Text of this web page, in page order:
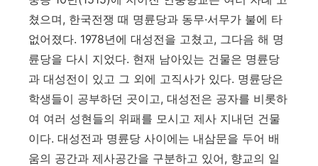
쳤으며, 한국전쟁 때 명륜당과 동무·서무가 불에 타
없어졌다. 1978년에 대성전을 고쳤고, 그다음 해 명
륜당을 다시 지었다. 현재 남아있는 건물은 명륜당
과 대성전이 있고 그 외에 고직사가 있다. 명륜당은
학생들이 공부하던 곳이고, 대성전은 공자를 비롯하
여 여러 성현들의 위패를 모시고 제사 지내던 건물
이다. 대성전과 명륜당 사이에는 내삼문을 두어 배
움의 공간과 제사공간을 구분하고 있어, 향교의 일